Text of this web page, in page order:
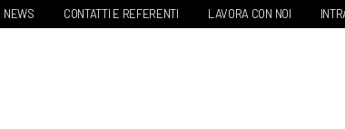
NEWS CONTATTI E REFERENTI LAVORA CON NOI